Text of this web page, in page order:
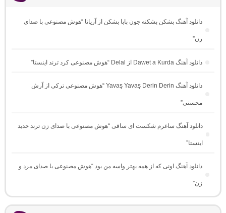
دانلود آهنگ بشکن بشکنه جون بابا بشکن از آریانا “هوش مصنوعی با صدای
زن”
دانلود آهنگ Dawet a Kurda از Delal “هوش مصنوعی کرد ترند اینستا”
دانلود آهنگ Yavaş Yavaş Derin Derin “هوش مصنوعی ترکی از آرش
محسنی”
دانلود آهنگ ساغرم شکست ای ساقی “هوش مصنوعی با صدای زن ترند جدید
اینستا”
دانلود آهنگ اونی که از همه بهتر واسه من بود “هوش مصنوعی با صدای مرد و
زن”